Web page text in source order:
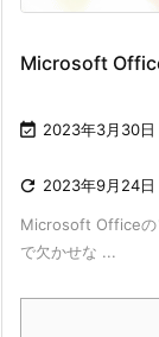
Microsoft
 2023年3月30日
 2023年9月24日
Microsoft Officeの
で欠かせな ...